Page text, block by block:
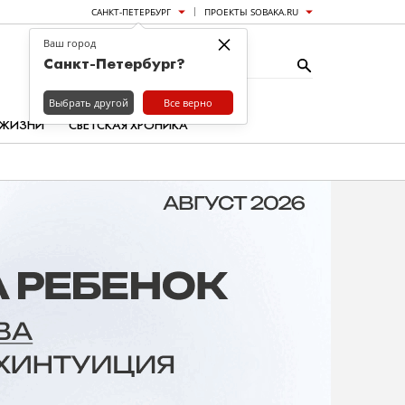
САНКТ-ПЕТЕРБУРГ ПРОЕКТЫ SOBAKA.RU
СВЕТСКАЯ ХРОНИКА
×
Ваш город
Санкт-Петербург?
Выбрать другой Все верно